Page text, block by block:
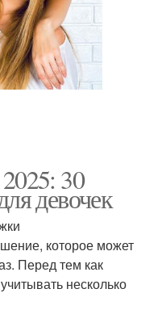
30
девочек
которое может
Перед тем как
несколько